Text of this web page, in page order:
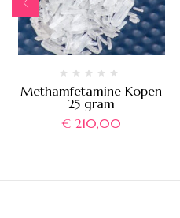
Methamfetamine Kopen
25 gram
€210,00